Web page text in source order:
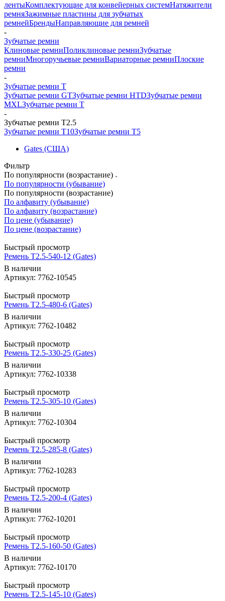
лентыКомплектующие для конвейерных системНатяжители
ремняЗажимные пластины для зубчатых
ремнейБрендыНаправляющие для ремней
-
Зубчатые ремни
Клиновые ремниПоликлиновые ремниЗубчатые
ремниМногоручьевые ремниВариаторные ремниПлоские
ремни
-
Зубчатые ремни Т
Зубчатые ремни GTЗубчатые ремни HTDЗубчатые ремни
MXLЗубчатые ремни Т
-
Зубчатые ремни Т2.5
Зубчатые ремни Т10Зубчатые ремни Т5
Gates (США)
Фильтр
По популярности (возрастание)
По популярности (убывание)
По популярности (возрастание)
По алфавиту (убывание)
По алфавиту (возрастание)
По цене (убывание)
По цене (возрастание)
Быстрый просмотр
Ремень T2.5-540-12 (Gates)
В наличии
Артикул: 7762-10545
Быстрый просмотр
Ремень T2.5-480-6 (Gates)
В наличии
Артикул: 7762-10482
Быстрый просмотр
Ремень T2.5-330-25 (Gates)
В наличии
Артикул: 7762-10338
Быстрый просмотр
Ремень T2.5-305-10 (Gates)
В наличии
Артикул: 7762-10304
Быстрый просмотр
Ремень T2.5-285-8 (Gates)
В наличии
Артикул: 7762-10283
Быстрый просмотр
Ремень T2.5-200-4 (Gates)
В наличии
Артикул: 7762-10201
Быстрый просмотр
Ремень T2.5-160-50 (Gates)
В наличии
Артикул: 7762-10170
Быстрый просмотр
Ремень T2.5-145-10 (Gates)